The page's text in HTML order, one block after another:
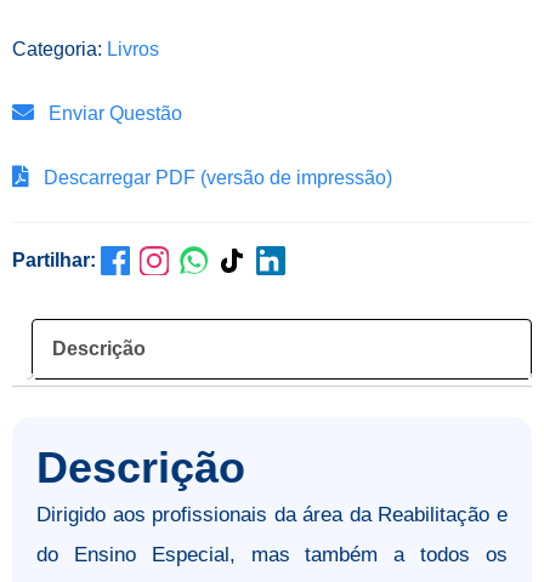
Categoria: Livros
Enviar Questão
Descarregar PDF (versão de impressão)
Partilhar:
Descrição
Descrição
Dirigido aos profissionais da área da Reabilitação e
do Ensino Especial, mas também a todos os